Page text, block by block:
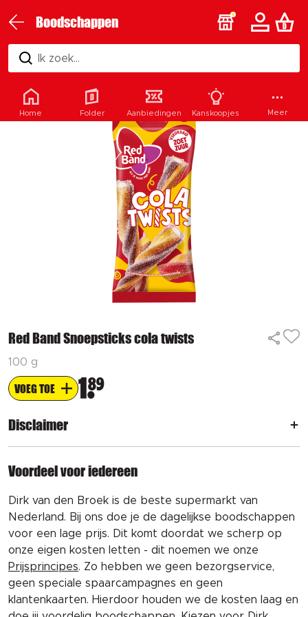
Boodschappen
Ik zoek...
Red Band Snoepsticks cola twists
100 g
VOEG TOE 1 89
Disclaimer
Voordeel voor iedereen
Dirk van den Broek is de beste supermarkt van
Nederland. Bij ons doe je de dagelijkse boodschappen
voor een lage prijs. Dit komt doordat we scherp op
onze eigen kosten letten - dit noemen we onze
Prijsprincipes. Zo hebben we geen bezorgservice,
geen speciale spaarcampagnes en geen
klantenkaarten. Hierdoor houden we de kosten laag en
Home Folder Aanbiedingen Kanskoopjes Meer